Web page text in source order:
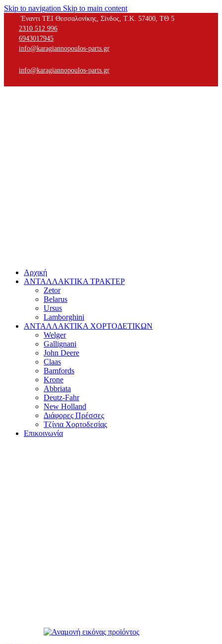
Skip to navigation Skip to main content
Έναντι ΤΕΙ Θεσσαλονίκης, Σίνδος, Τ.Κ. 57400, ΤΘ 5
2310 512 996
6943017945
info@karagiannopoulos-parts.gr
info@karagiannopoulos-parts.gr
Αρχική
ΑΝΤΑΛΛΑΚΤΙΚΑ ΤΡΑΚΤΕΡ
Zetor
Belarus
Ursus
Lamborghini
ΑΝΤΑΛΛΑΚΤΙΚΑ ΧΟΡΤΟΔΕΤΙΚΩΝ
Welger
Gallignani
John Deere
Claas
Bamfords
Krone
Abbriata
Deutz-Fahr
New Holland
Διάφορες Πρέσσες
Τζίνια Χορτοδεσίας
Επικοινωνία